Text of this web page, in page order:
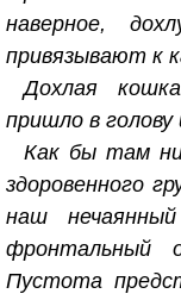
наверное,
привязывают к
Дохлая
пришло в
Как бы там
здоровенного
наш
фронтальный
Пустота